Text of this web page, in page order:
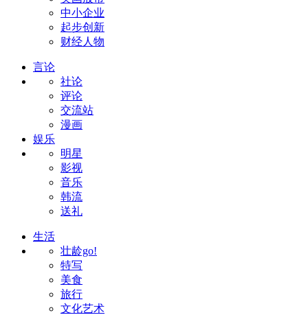
中小企业
起步创新
财经人物
言论
社论
评论
交流站
漫画
娱乐
明星
影视
音乐
韩流
送礼
生活
壮龄go!
特写
美食
旅行
文化艺术